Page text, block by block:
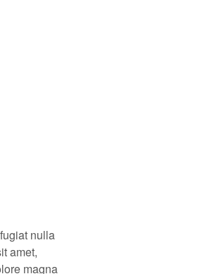
nulla
amet,
magna